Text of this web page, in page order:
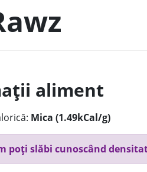
aliment
Mica (1.49kCal/g)
poți slăbi cunoscând